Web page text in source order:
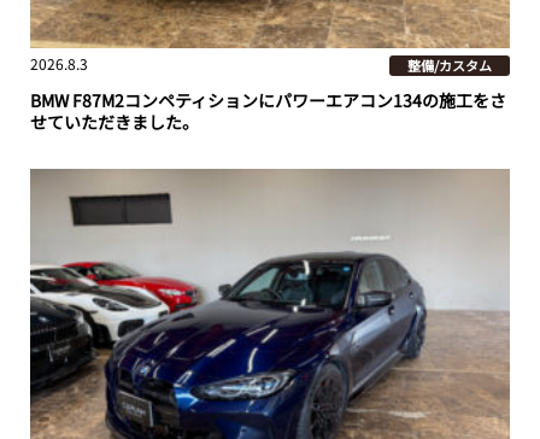
2026.8.3 整備/カスタム
BMW F87M2コンペティションにパワーエアコン134の施工をさ
せていただきました。